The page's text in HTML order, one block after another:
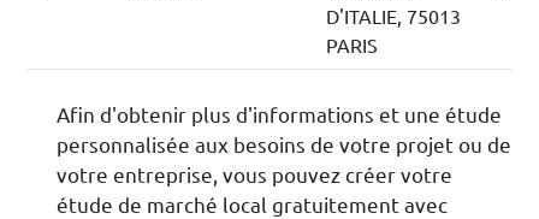
D'ITALIE, 75013
PARIS
Afin d'obtenir plus d'informations et une étude
personnalisée aux besoins de votre projet ou de
votre entreprise, vous pouvez créer votre
étude de marché local gratuitement avec